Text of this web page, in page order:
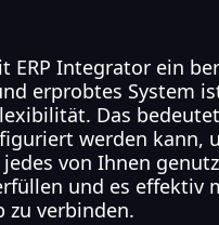
ERP Integrator ein
erprobtes System
Das
werden kann,
von Ihnen
und es effektiv
zu verbinden.